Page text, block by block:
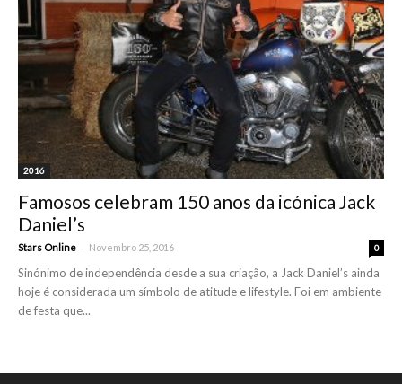
2016
Famosos celebram 150 anos da icónica Jack
Daniel’s
Stars Online - Novembro 25, 2016 0
Sinónimo de independência desde a sua criação, a Jack Daniel’s ainda
hoje é considerada um símbolo de atitude e lifestyle. Foi em ambiente
de festa que...